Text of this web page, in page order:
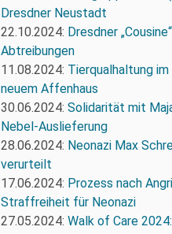
Dresdner Neustadt
22.10.2024: Dresdner
Abtreibungen
11.08.2024: Tierqualhaltung
neuem Affenhaus
30.06.2024: Solidarität mit
Nebel-Auslieferung
28.06.2024: Neonazi Max
verurteilt
17.06.2024: Prozess nach
Straffreiheit für Neonazi
27.05.2024: Walk of Care